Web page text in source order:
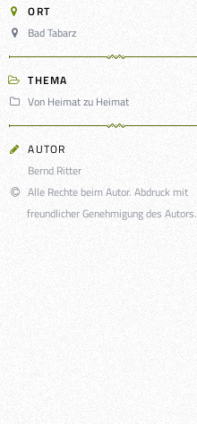
ORT
Bad Tabarz
THEMA
Von Heimat zu Heimat
AUTOR
Bernd Ritter
Alle Rechte beim Autor. Abdruck mit
freundlicher Genehmigung des Autors.